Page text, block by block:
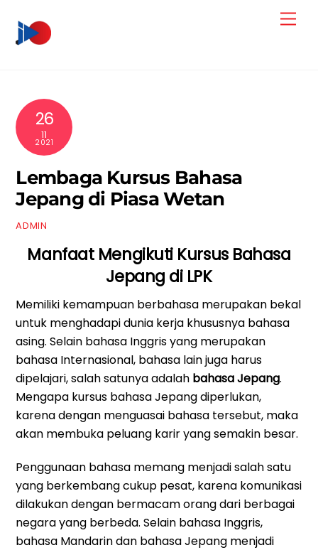
content
26
11
2021
Lembaga Kursus Bahasa
Jepang di Piasa Wetan
ADMIN
Manfaat Mengikuti Kursus Bahasa
Jepang di LPK
Memiliki kemampuan berbahasa merupakan bekal
untuk menghadapi dunia kerja khususnya bahasa
asing. Selain bahasa Inggris yang merupakan
bahasa Internasional, bahasa lain juga harus
dipelajari, salah satunya adalah bahasa Jepang.
Mengapa kursus bahasa Jepang diperlukan,
karena dengan menguasai bahasa tersebut, maka
akan membuka peluang karir yang semakin besar.
Penggunaan bahasa memang menjadi salah satu
yang berkembang cukup pesat, karena komunikasi
dilakukan dengan bermacam orang dari berbagai
negara yang berbeda. Selain bahasa Inggris,
bahasa Mandarin dan bahasa Jepang menjadi